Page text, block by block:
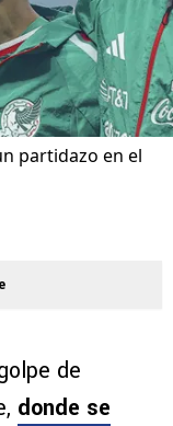
partidazo en el
de
donde se